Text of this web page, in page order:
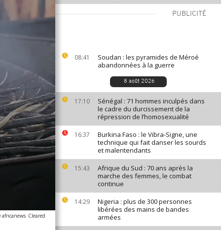
PUBLICITÉ
08:41
Soudan : les pyramides de Méroé
abandonnées à la guerre
8 août 2026
17:10
Sénégal : 71 hommes inculpés dans
le cadre du durcissement de la
répression de l’homosexualité
16:37
Burkina Faso : le Vibra-Signe, une
technique qui fait danser les sourds
et malentendants
15:43
Afrique du Sud : 70 ans après la
marche des femmes, le combat
continue
14:29
Nigeria : plus de 300 personnes
libérées des mains de bandes
armées
Cleared